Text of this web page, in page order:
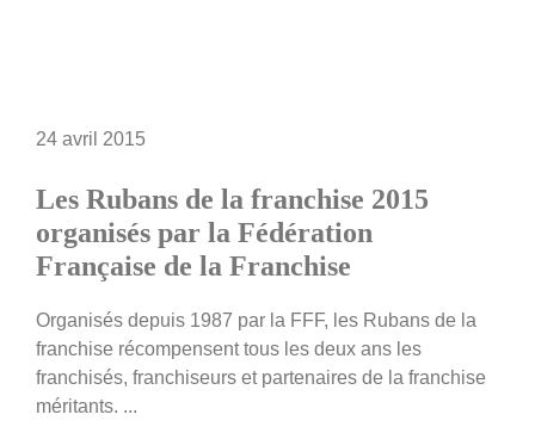
24 avril 2015
Les Rubans de la franchise 2015
organisés par la Fédération
Française de la Franchise
Organisés depuis 1987 par la FFF, les Rubans de la
franchise récompensent tous les deux ans les
franchisés, franchiseurs et partenaires de la franchise
méritants. ...